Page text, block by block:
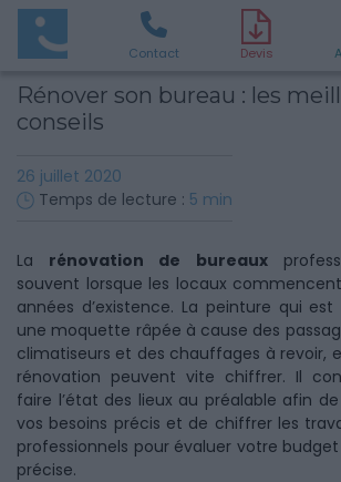
Contact Devis
Rénover son bureau : les
conseils
26 juillet 2020
Temps de lecture : 5 min
La rénovation de bureaux
souvent lorsque les locaux
années d’existence. La peinture qui est
une moquette râpée à cause des
climatiseurs et des chauffages à revoir,
rénovation peuvent vite chiffrer. Il
faire l’état des lieux au préalable afin
vos besoins précis et de chiffrer les
professionnels pour évaluer votre
précise.